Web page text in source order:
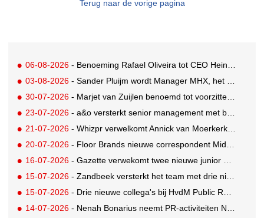
Terug naar de vorige pagina
06-08-2026 - Benoeming Rafael Oliveira tot CEO Heineken nu defintief
03-08-2026 - Sander Pluijm wordt Manager MHX, het branded content label van Mediahuis
30-07-2026 - Marjet van Zuijlen benoemd tot voorzitter Raad van Toezicht Eye Filmmuseum
23-07-2026 - a&o versterkt senior management met benoeming Markus Harder tot CFO
21-07-2026 - Whizpr verwelkomt Annick van Moerkerk als Junior PR-Consultant
20-07-2026 - Floor Brands nieuwe correspondent Midden-Oosten voor RTL Nieuws
16-07-2026 - Gazette verwekomt twee nieuwe junior pr-adviseurs
15-07-2026 - Zandbeek versterkt het team met drie nieuwe specialisten
15-07-2026 - Drie nieuwe collega's bij HvdM Public Relations
14-07-2026 - Nenah Bonarius neemt PR-activiteiten NIO & firefly over van Mark Heiligers